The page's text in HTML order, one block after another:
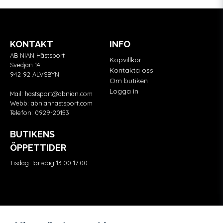
KONTAKT
AB NIAN Hästsport
Svedjan 14
942 92 ÄLVSBYN
Mail: hastsport@abnian.com
Webb: abnianhastsport.com
Telefon: 0929-20153
BUTIKENS
ÖPPETTIDER
Tisdag-Torsdag 13.00-17.00
INFO
Köpvillkor
Kontakta oss
Om butiken
Logga in